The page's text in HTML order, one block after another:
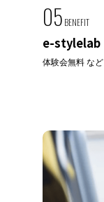
05 BENEFIT
e-stylelab
体験会無料 など